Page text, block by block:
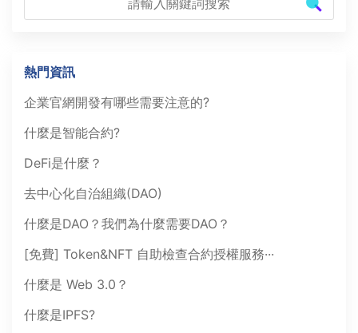
熱門資訊
企業官網開發有哪些需要注意的?
什麼是智能合約?
DeFi是什麼？
去中心化自治組織(DAO)
什麼是DAO？我們為什麼需要DAO？
[免費] Token&NFT 自助檢查合約授權服務···
什麼是 Web 3.0？
什麼是IPFS?